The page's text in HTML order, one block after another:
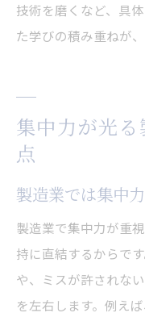
技術を磨くなど、具
た学びの積み重ねが
集中力が光
点
製造業では集中
製造業で集中力が重
持に直結するからで
や、ミスが許されな
を左右します。例え